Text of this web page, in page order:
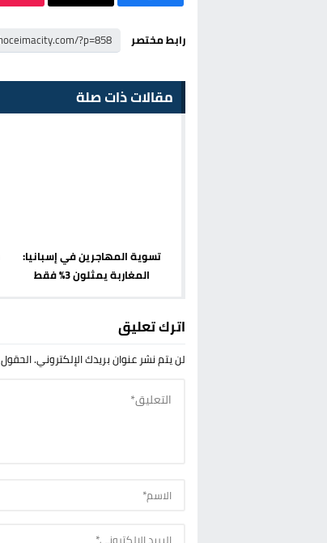
رابط مختصر
مقالات ذات صلة
تسوية المهاجرين في إسبانيا:
المغاربة يمثلون 3% فقط
اترك تعليق
لن يتم نشر عنوان بريدك الإلكتروني.الحقول